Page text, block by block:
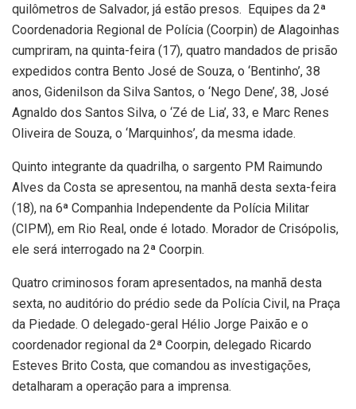
quilômetros de Salvador, já estão presos. Equipes da 2ª
Coordenadoria Regional de Polícia (Coorpin) de Alagoinhas
cumpriram, na quinta-feira (17), quatro mandados de prisão
expedidos contra Bento José de Souza, o ‘Bentinho’, 38
anos, Gidenilson da Silva Santos, o ‘Nego Dene’, 38, José
Agnaldo dos Santos Silva, o ‘Zé de Lia’, 33, e Marc Renes
Oliveira de Souza, o ‘Marquinhos’, da mesma idade.
Quinto integrante da quadrilha, o sargento PM Raimundo
Alves da Costa se apresentou, na manhã desta sexta-feira
(18), na 6ª Companhia Independente da Polícia Militar
(CIPM), em Rio Real, onde é lotado. Morador de Crisópolis,
ele será interrogado na 2ª Coorpin.
Quatro criminosos foram apresentados, na manhã desta
sexta, no auditório do prédio sede da Polícia Civil, na Praça
da Piedade. O delegado-geral Hélio Jorge Paixão e o
coordenador regional da 2ª Coorpin, delegado Ricardo
Esteves Brito Costa, que comandou as investigações,
detalharam a operação para a imprensa.